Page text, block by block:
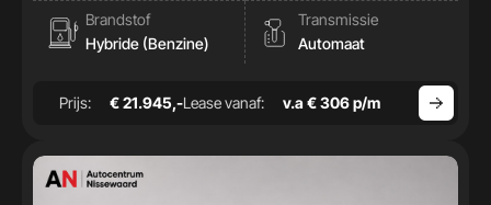
Brandstof
Hybride (Benzine)
Transmissie
Automaat
Prijs: € 21.945,-Lease vanaf: v.a € 306 p/m